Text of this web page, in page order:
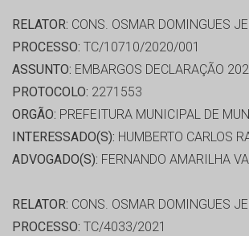
RELATOR: CONS. OSMAR DOMINGUES
PROCESSO: TC/10710/2020/001
ASSUNTO: EMBARGOS DECLARAÇÃO
PROTOCOLO: 2271553
ORGÃO: PREFEITURA MUNICIPAL DE
INTERESSADO(S): HUMBERTO CARLOS
ADVOGADO(S): FERNANDO AMARILHA
RELATOR: CONS. OSMAR DOMINGUES
PROCESSO: TC/4033/2021